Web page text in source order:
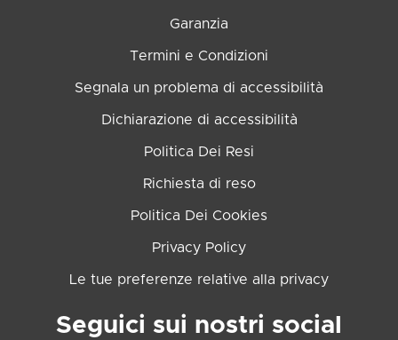
Garanzia
Termini e Condizioni
Segnala un problema di accessibilità
Dichiarazione di accessibilità
Politica Dei Resi
Richiesta di reso
Politica Dei Cookies
Privacy Policy
Le tue preferenze relative alla privacy
Seguici sui nostri social